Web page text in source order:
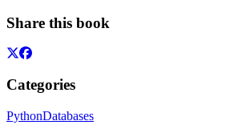
Share this book
Categories
PythonDatabases